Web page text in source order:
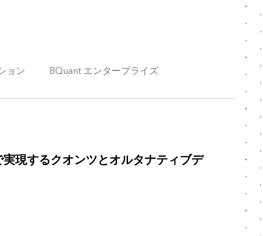
ョン BQuant エンタープライズ
現するクオンツとオルタナティブデ